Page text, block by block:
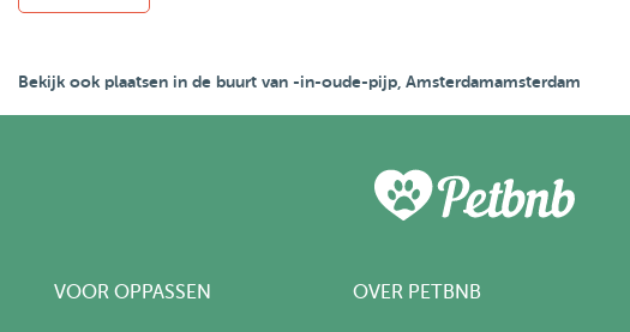
Bekijk ook plaatsen in de buurt van -in-oude-pijp, Amsterdamamsterdam
VOOR OPPASSEN OVER PETBNB